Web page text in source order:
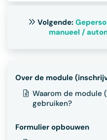
Volgende:
manueel /
Over de module
Waarom de module
gebruiken?
Formulier opbouwen